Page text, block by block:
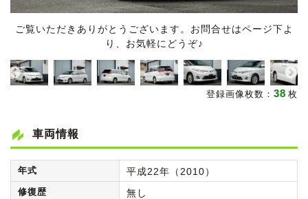
ご覧いただきありがとうございます。お問合せはページ下よ
り、お気軽にどうぞ♪
登録画像枚数： 38 枚
車両情報
年式 平成22年（2010）
修復歴 無し